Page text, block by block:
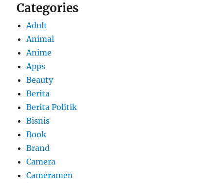
Categories
Adult
Animal
Anime
Apps
Beauty
Berita
Berita Politik
Bisnis
Book
Brand
Camera
Cameramen